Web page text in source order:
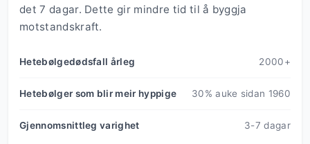
det 7 dagar. Dette gir mindre tid til å byggja
motstandskraft.
Hetebølgedødsfall årleg 2000+
Hetebølger som blir meir hyppige 30% auke sidan 1960
Gjennomsnittleg varighet 3-7 dagar